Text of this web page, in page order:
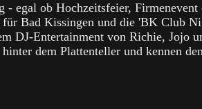
egal ob Hochzeitsfeier, Firmenevent
Bad Kissingen und die 'BK Club
DJ-Entertainment von Richie, Jojo
dem Plattenteller und kennen